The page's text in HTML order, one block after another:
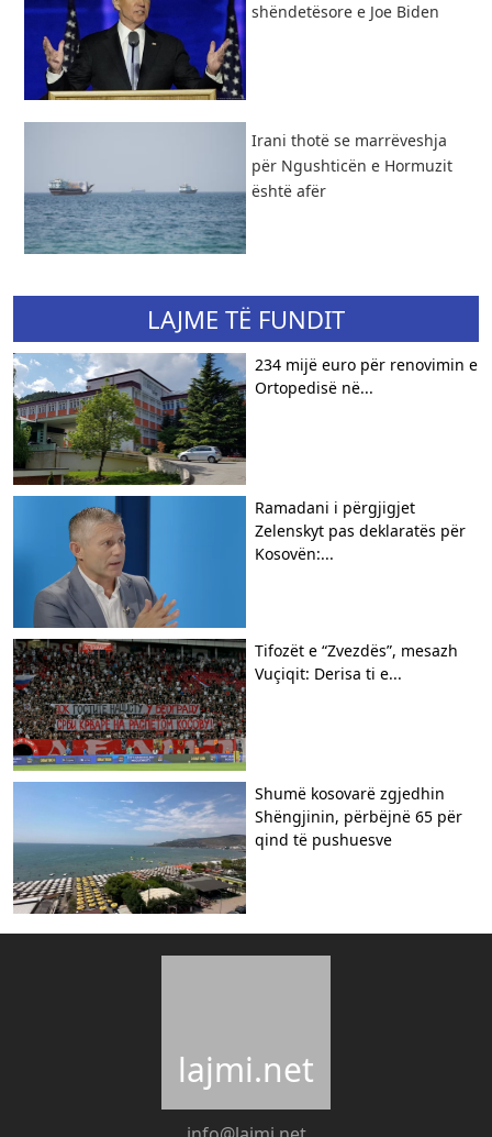
shëndetësore e Joe Biden
Irani thotë se marrëveshja
për Ngushticën e Hormuzit
është afër
LAJME TË FUNDIT
234 mijë euro për renovimin e
Ortopedisë në...
Ramadani i përgjigjet
Zelenskyt pas deklaratës për
Kosovën:...
Tifozët e “Zvezdës”, mesazh
Vuçiqit: Derisa ti e...
Shumë kosovarë zgjedhin
Shëngjinin, përbëjnë 65 për
qind të pushuesve
lajmi.net